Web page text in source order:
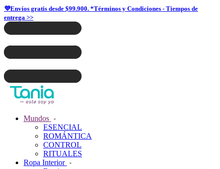
💜Envíos gratis desde $99.900. *Términos y Condiciones - Tiempos de
entrega >>
Mundos
ESENCIAL
ROMÁNTICA
CONTROL
RITUALES
Ropa Interior